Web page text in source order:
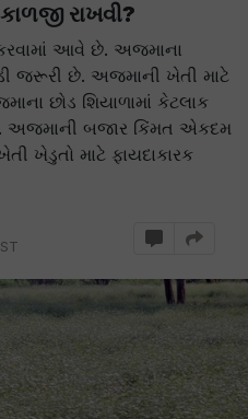
રાખવી?
આવે છે. અજમાના
જરૂરી છે. અજમાની ખેતી માટે
છોડ શિયાળામાં કેટલાક
બજાર કિંમત એકદમ
ખેડુતો માટે ફાયદાકારક